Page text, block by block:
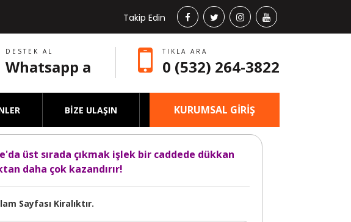
Takip Edin
DESTEK AL
Whatsapp a
TIKLA ARA
0 (532) 264-3822
BİZE ULAŞIN KURUMSAL GİRİŞ
üst sırada çıkmak işlek bir caddede dükkan
daha çok kazandırır!
Sayfası Kiralıktır.